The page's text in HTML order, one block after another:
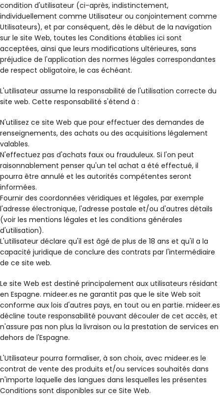
condition d'utilisateur (ci-après, indistinctement,
individuellement comme Utilisateur ou conjointement comme
Utilisateurs), et par conséquent, dès le début de la navigation
sur le site Web, toutes les Conditions établies ici sont
acceptées, ainsi que leurs modifications ultérieures, sans
préjudice de l'application des normes légales correspondantes
de respect obligatoire, le cas échéant.
L'utilisateur assume la responsabilité de l'utilisation correcte du
site web. Cette responsabilité s'étend à :
N'utilisez ce site Web que pour effectuer des demandes de
renseignements, des achats ou des acquisitions légalement
valables.
N'effectuez pas d'achats faux ou frauduleux. Si l'on peut
raisonnablement penser qu'un tel achat a été effectué, il
pourra être annulé et les autorités compétentes seront
informées.
Fournir des coordonnées véridiques et légales, par exemple
l'adresse électronique, l'adresse postale et/ou d'autres détails
(voir les mentions légales et les conditions générales
d'utilisation).
L'utilisateur déclare qu'il est âgé de plus de 18 ans et qu'il a la
capacité juridique de conclure des contrats par l'intermédiaire
de ce site web.
Le site Web est destiné principalement aux utilisateurs résidant
en Espagne. mideer.es ne garantit pas que le site Web soit
conforme aux lois d'autres pays, en tout ou en partie. mideer.es
décline toute responsabilité pouvant découler de cet accès, et
n'assure pas non plus la livraison ou la prestation de services en
dehors de l'Espagne.
L'Utilisateur pourra formaliser, à son choix, avec mideer.es le
contrat de vente des produits et/ou services souhaités dans
n'importe laquelle des langues dans lesquelles les présentes
Conditions sont disponibles sur ce Site Web.